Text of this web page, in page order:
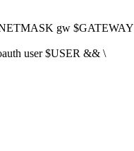
gw
user $USER && \